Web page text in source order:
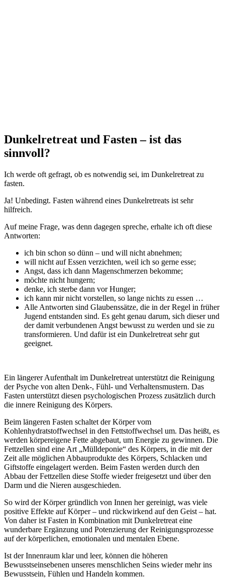
Dunkelretreat und Fasten – ist das
sinnvoll?
Ich werde oft gefragt, ob es notwendig sei, im Dunkelretreat zu
fasten.
Ja! Unbedingt. Fasten während eines Dunkelretreats ist sehr
hilfreich.
Auf meine Frage, was denn dagegen spreche, erhalte ich oft diese
Antworten:
ich bin schon so dünn – und will nicht abnehmen;
will nicht auf Essen verzichten, weil ich so gerne esse;
Angst, dass ich dann Magenschmerzen bekomme;
möchte nicht hungern;
denke, ich sterbe dann vor Hunger;
ich kann mir nicht vorstellen, so lange nichts zu essen …
Alle Antworten sind Glaubenssätze, die in der Regel in früher
Jugend entstanden sind. Es geht genau darum, sich dieser und
der damit verbundenen Angst bewusst zu werden und sie zu
transformieren. Und dafür ist ein Dunkelretreat sehr gut
geeignet.
Ein längerer Aufenthalt im Dunkelretreat unterstützt die Reinigung
der Psyche von alten Denk-, Fühl- und Verhaltensmustern. Das
Fasten unterstützt diesen psychologischen Prozess zusätzlich durch
die innere Reinigung des Körpers.
Beim längeren Fasten schaltet der Körper vom
Kohlenhydratstoffwechsel in den Fettstoffwechsel um. Das heißt, es
werden körpereigene Fette abgebaut, um Energie zu gewinnen. Die
Fettzellen sind eine Art „Mülldeponie“ des Körpers, in die mit der
Zeit alle möglichen Abbauprodukte des Körpers, Schlacken und
Giftstoffe eingelagert werden. Beim Fasten werden durch den
Abbau der Fettzellen diese Stoffe wieder freigesetzt und über den
Darm und die Nieren ausgeschieden.
So wird der Körper gründlich von Innen her gereinigt, was viele
positive Effekte auf Körper – und rückwirkend auf den Geist – hat.
Von daher ist Fasten in Kombination mit Dunkelretreat eine
wunderbare Ergänzung und Potenzierung der Reinigungsprozesse
auf der körperlichen, emotionalen und mentalen Ebene.
Ist der Innenraum klar und leer, können die höheren
Bewusstseinsebenen unseres menschlichen Seins wieder mehr ins
Bewusstsein, Fühlen und Handeln kommen.